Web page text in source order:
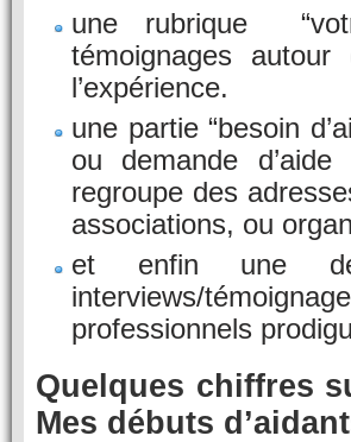
une rubrique
témoignages
l’expérience.
une partie “besoin
ou demande
regroupe des
associations, ou
et enfin une
interviews/
professionnels
Quelques chiffres
Mes débuts